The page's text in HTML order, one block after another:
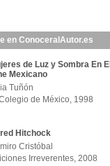
en ConoceralAutor.es
de Luz y Sombra En El
Mexicano
Tuñón
de México, 1998
Hitchock
Cristóbal
Irreverentes, 2008